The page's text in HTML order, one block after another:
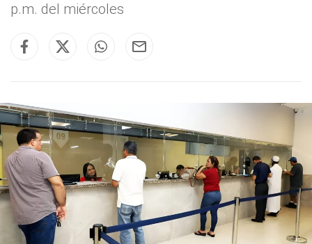
p.m. del miércoles